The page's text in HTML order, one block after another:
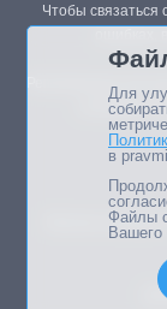
Чтобы связаться
Републикация
возможна
Мнение авторов
Для
в
Файлы
Вашего